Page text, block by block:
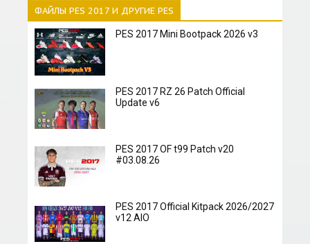
ФАЙЛЫ PES 2017 И ДРУГИЕ PES
PES 2017 Mini Bootpack 2026 v3
PES 2017 RZ 26 Patch Official
Update v6
PES 2017 OF t99 Patch v20
#03.08.26
PES 2017 Official Kitpack 2026/2027
v12 AIO